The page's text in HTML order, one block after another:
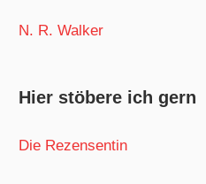
N. R. Walker
Hier stöbere ich gern
Die Rezensentin